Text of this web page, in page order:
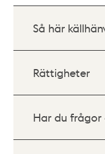
Så här
Rättigheter
Har du